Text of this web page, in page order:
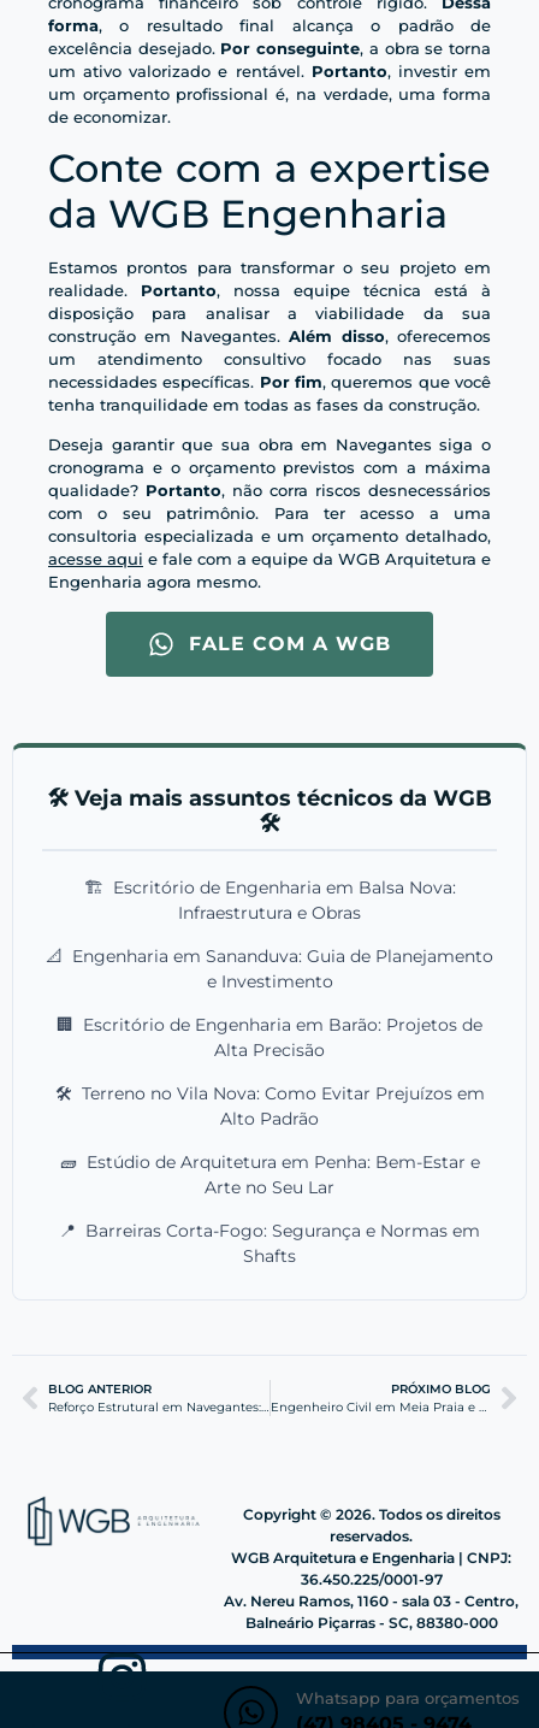
forma, o resultado final alcança o padrão de
excelência desejado. Por conseguinte, a obra se torna
um ativo valorizado e rentável. Portanto, investir em
um orçamento profissional é, na verdade, uma forma
de economizar.
Conte com a expertise
da WGB Engenharia
Estamos prontos para transformar o seu projeto em
realidade. Portanto, nossa equipe técnica está à
disposição para analisar a viabilidade da sua
construção em Navegantes.Além disso, oferecemos
um atendimento consultivo focado nas suas
necessidades específicas. Por fim, queremos que você
tenha tranquilidade em todas as fases da construção.
Deseja garantir que sua obra em Navegantes siga o
cronograma e o orçamento previstos com a máxima
qualidade? Portanto, não corra riscos desnecessários
com o seu patrimônio. Para ter acesso a uma
consultoria especializada e um orçamento detalhado,
acesse aqui e fale com a equipe da WGB Arquitetura e
Engenharia agora mesmo.
FALE COM A WGB
🛠️ Veja mais assuntos técnicos da WGB
🛠️
🏗️ Escritório de Engenharia em Balsa Nova:
Infraestrutura e Obras
📐 Engenharia em Sananduva: Guia de Planejamento
e Investimento
🏢 Escritório de Engenharia em Barão: Projetos de
Alta Precisão
🛠️ Terreno no Vila Nova: Como Evitar Prejuízos em
Alto Padrão
🧱 Estúdio de Arquitetura em Penha: Bem-Estar e
Arte no Seu Lar
📍 Barreiras Corta-Fogo: Segurança e Normas em
Shafts
BLOG ANTERIOR
Reforço Estrutural em Navegantes: Segurança e Inovação
PRÓXIMO BLOG
Engenheiro Civil em Meia Praia e Navegantes | WGB
Copyright © 2026. Todos os direitos
reservados.
WGB Arquitetura e Engenharia | CNPJ:
36.450.225/0001-97
Av. Nereu Ramos, 1160 - sala 03 - Centro,
Balneário Piçarras - SC, 88380-000
Whatsapp para orçamentos